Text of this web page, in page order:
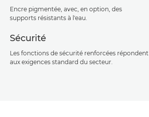
Encre pigmentée, avec, en option, des
supports résistants à l'eau.
Sécurité
Les fonctions de sécurité renforcées répondent
aux exigences standard du secteur.